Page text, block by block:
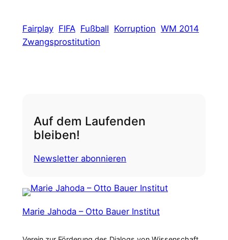
Fairplay FIFA Fußball Korruption WM 2014
Zwangsprostitution
Auf dem Laufenden
bleiben!
Newsletter abonnieren
Marie Jahoda – Otto Bauer Institut